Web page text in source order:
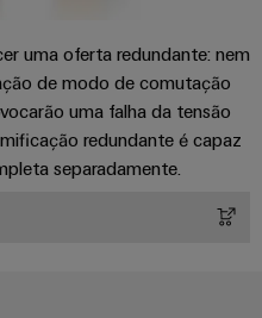
uma oferta redundante: nem
de modo de comutação
uma falha da tensão
redundante é capaz
separadamente.